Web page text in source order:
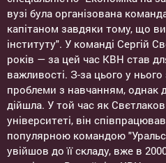
вузі була організована
капітаном завдяки тому, що
інституту". У команді Сергій
років — за цей час КВН став
важливості. З-за цього у
проблеми з навчанням, однак
дійшла. У той час як
університеті, він
популярною командою
увійшов до її складу, вже в